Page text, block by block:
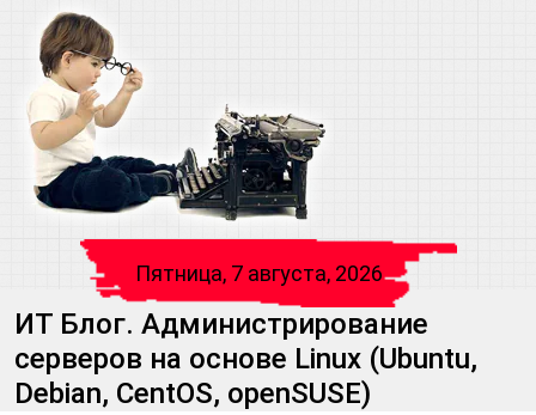
Пятница, 7 августа, 2026
ИТ Блог. Администрирование
серверов на основе Linux (Ubuntu,
Debian, CentOS, openSUSE)